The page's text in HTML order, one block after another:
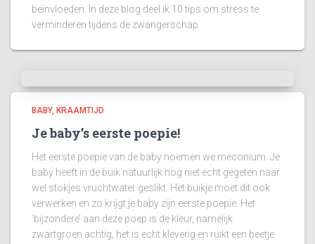
beïnvloeden. In deze blog deel ik 10 tips om stress te
verminderen tijdens de zwangerschap
BABY KRAAMTIJD
Je baby’s eerste poepie!
Het eerste poepie van de baby noemen we meconium. Je
baby heeft in de buik natuurlijk nog niet echt gegeten naar
wel stokjes vruchtwater geslikt. Het buikje moet dit ook
verwerken en zo krijgt je baby zijn eerste poepie. Het
‘bijzondere’ aan deze poep is de kleur, namelijk
zwartgroen achtig, het is echt kleverig en ruikt een beetje